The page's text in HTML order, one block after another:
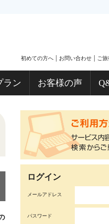
初めての方へ お問い合わせ ご
ラン お客様の声
ログイン
メールアドレス
パスワード